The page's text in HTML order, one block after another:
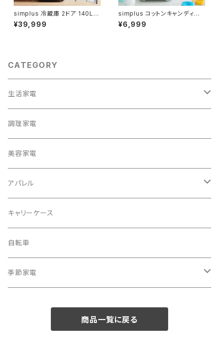
simplus 冷蔵庫 2ドア 140L
冷凍冷蔵庫 家庭用 冷凍庫 一人
暮らし オフィス 右開き 新生活
¥39,999
simplus コットンキャンディー
メーカー わたあめメーカー お
菓子 あめ玉 綿飴 ザラメ コンパ
¥6,999
CATEGORY
生活家電
テレビ
冷蔵庫・冷凍庫
洗濯機
掃除機
電動モップ
カーペットクリーナー
AV機器
シュレッダー
調理家電
美容家電
アパレル
バッグ
メンズ
レディース
キャリーケース
自転車
季節家電
サーキュレーター
商品一覧に戻る